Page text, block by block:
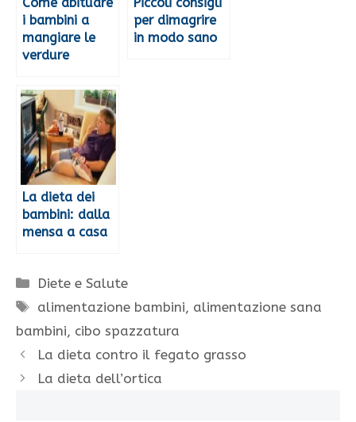
i bambini a
mangiare le
verdure
per dimagrire
in modo sano
La dieta dei
bambini: dalla
mensa a casa
Categorie
Diete e Salute
Tag
alimentazione bambini, alimentazione sana
bambini, cibo spazzatura
La dieta contro il fegato grasso
La dieta dell’ortica